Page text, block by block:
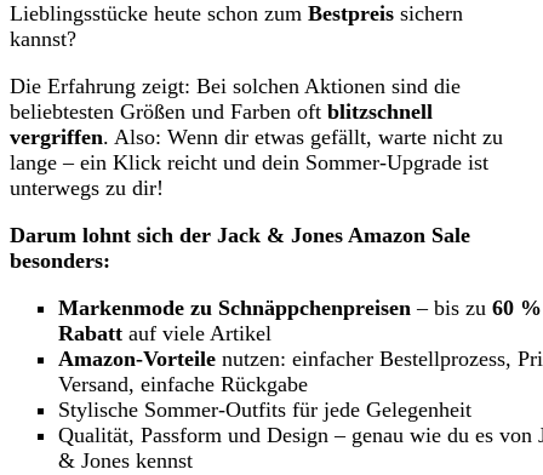
Lieblingsstücke heute schon zum Bestpreis sichern
kannst?
Die Erfahrung zeigt: Bei solchen Aktionen sind die
beliebtesten Größen und Farben oft blitzschnell
vergriffen. Also: Wenn dir etwas gefällt, warte nicht zu
lange – ein Klick reicht und dein Sommer-Upgrade ist
unterwegs zu dir!
Darum lohnt sich der Jack & Jones Amazon Sale
besonders:
Markenmode zu Schnäppchenpreisen – bis zu 60 %
Rabatt auf viele Artikel
Amazon-Vorteile nutzen: einfacher Bestellprozess,
Versand, einfache Rückgabe
Stylische Sommer-Outfits für jede Gelegenheit
Qualität, Passform und Design – genau wie du es von
& Jones kennst